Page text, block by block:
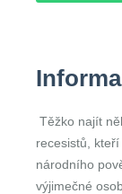
Těžko najít
recesistů,
národního
výjimečné